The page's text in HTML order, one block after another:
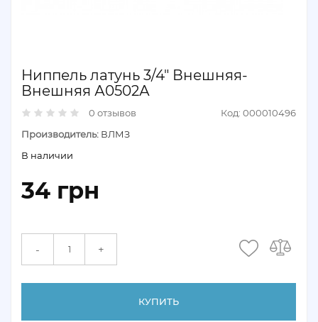
Ниппель латунь 3/4″ Внешняя-
Внешняя А0502А
0 отзывов
Код: 000010496
Производитель: ВЛМЗ
В наличии
34 грн
- +
КУПИТЬ